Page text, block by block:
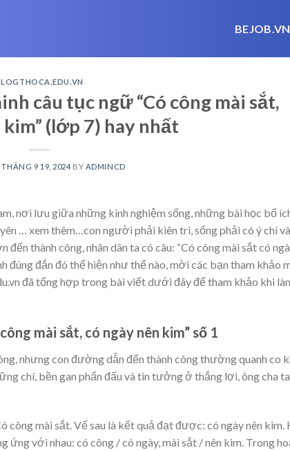
BEJOB.VN
câu tục ngữ “Có công mài sắt,
(lớp 7) hay nhất
THÁNG 9 19, 2024 BY ADMINCD
nơi lưu giữa những kinh nghiệm sống, những bài học bổ
… xem thêm… con người phải kiên trì, sống phải có ý chí và
thành công, nhân dân ta có câu: “Có công mài sắt có
đúng đắn đó thể hiện như thế nào, mời các bạn tham khảo
đã tổng hợp trong bài viết dưới đây để tham khảo khi
mài sắt, có ngày nên kim” số 1
nhưng con đường dẫn đến thành công thường quanh co
chí, bền gan phấn đấu và tin tưởng ở thắng lợi, ông cha
công mài sắt. Vế sau là kết quả đạt được: có ngày nên kim.
với nhau: có công / có ngày, mài sắt / nên kim. Trong